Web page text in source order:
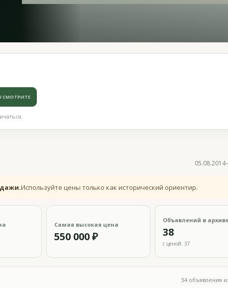
СМОТРИТЕ
Используйте цены только как исторический ориентир.
Самая высокая цена
550 000 ₽
Объявлений в
38
с ценой: 37
34 объявления